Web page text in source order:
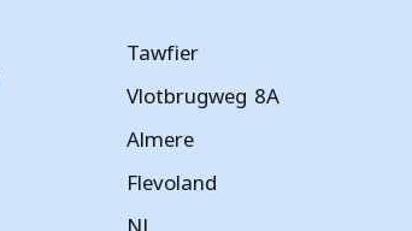
Tawfier
Vlotbrugweg 8A
Almere
Flevoland